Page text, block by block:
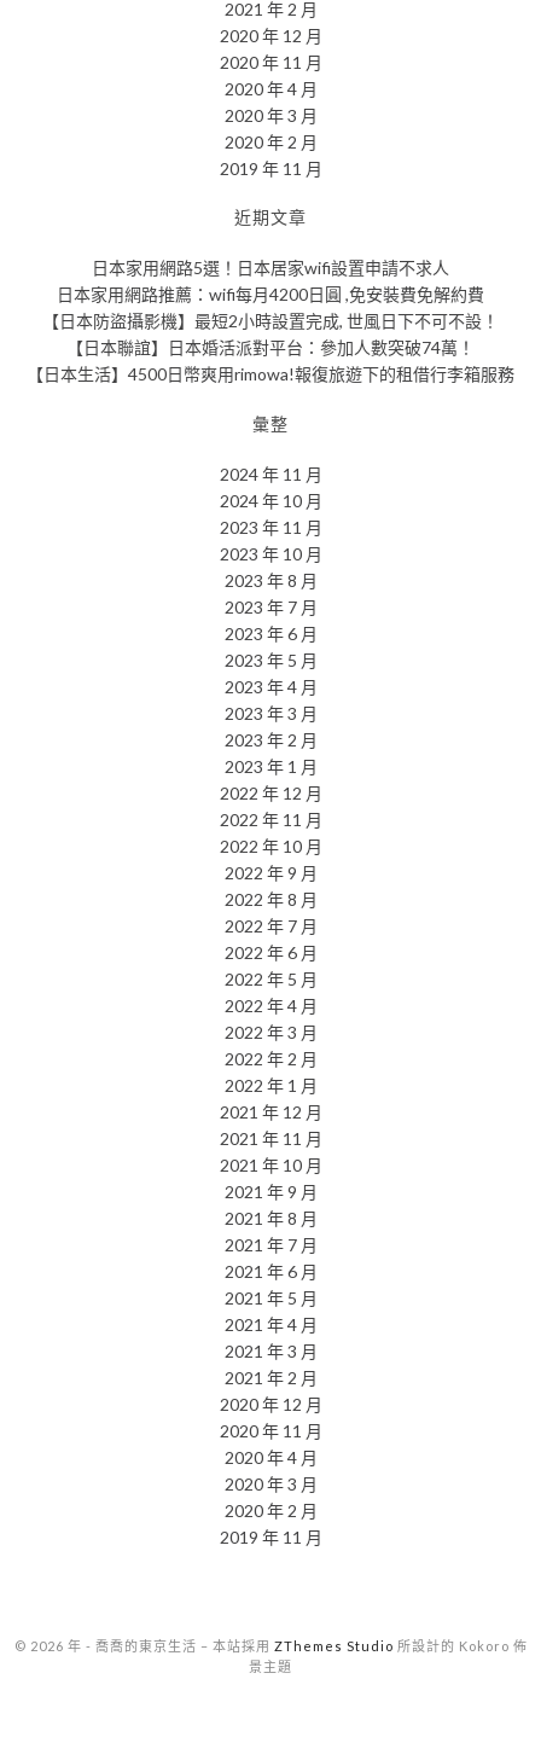
2021 年 2 月
2020 年 12 月
2020 年 11 月
2020 年 4 月
2020 年 3 月
2020 年 2 月
2019 年 11 月
近期文章
日本家用網路5選！日本居家wifi設置申請不求人
日本家用網路推薦：wifi每月4200日圓 ,免安裝費免解約費
【日本防盜攝影機】最短2小時設置完成, 世風日下不可不設！
【日本聯誼】日本婚活派對平台：參加人數突破74萬！
【日本生活】4500日幣爽用rimowa!報復旅遊下的租借行李箱服務
彙整
2024 年 11 月
2024 年 10 月
2023 年 11 月
2023 年 10 月
2023 年 8 月
2023 年 7 月
2023 年 6 月
2023 年 5 月
2023 年 4 月
2023 年 3 月
2023 年 2 月
2023 年 1 月
2022 年 12 月
2022 年 11 月
2022 年 10 月
2022 年 9 月
2022 年 8 月
2022 年 7 月
2022 年 6 月
2022 年 5 月
2022 年 4 月
2022 年 3 月
2022 年 2 月
2022 年 1 月
2021 年 12 月
2021 年 11 月
2021 年 10 月
2021 年 9 月
2021 年 8 月
2021 年 7 月
2021 年 6 月
2021 年 5 月
2021 年 4 月
2021 年 3 月
2021 年 2 月
2020 年 12 月
2020 年 11 月
2020 年 4 月
2020 年 3 月
2020 年 2 月
2019 年 11 月
© 2026 年 - 喬喬的東京生活 – 本站採用 ZThemes Studio 所設計的 Kokoro 佈
景主題